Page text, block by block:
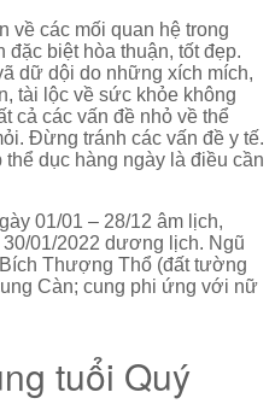
về các mối quan hệ trong
đặc biệt hòa thuận, tốt đẹp.
dữ dội do những xích mích,
tài lộc về sức khỏe không
cả các vấn đề nhỏ về thể
Đừng tránh các vấn đề y tế.
dục hàng ngày là điều cần
01/01 – 28/12 âm lịch,
01/2022 dương lịch. Ngũ
Thượng Thổ (đất tường
Càn; cung phi ứng với nữ
tuổi Quý